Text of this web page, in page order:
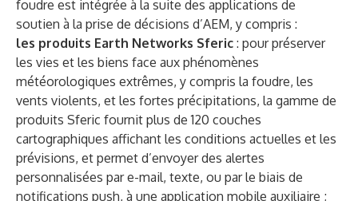
foudre est intégrée à la suite des applications de
soutien à la prise de décisions d’AEM, y compris :
les produits Earth Networks Sferic : pour préserver
les vies et les biens face aux phénomènes
météorologiques extrêmes, y compris la foudre, les
vents violents, et les fortes précipitations, la gamme de
produits Sferic fournit plus de 120 couches
cartographiques affichant les conditions actuelles et les
prévisions, et permet d’envoyer des alertes
personnalisées par e-mail, texte, ou par le biais de
notifications push, à une application mobile auxiliaire ;